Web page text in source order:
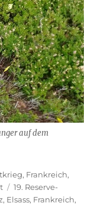
auf dem
, Frankreich,
Schlagwörter
19. Reserve-
, Elsass, Frankreich,